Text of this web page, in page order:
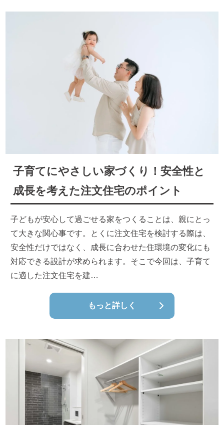
子育てにやさしい家づくり！安全性と
成長を考えた注文住宅のポイント
子どもが安心して過ごせる家をつくることは、親にとっ
て大きな関心事です。とくに注文住宅を検討する際は、
安全性だけではなく、成長に合わせた住環境の変化にも
対応できる設計が求められます。そこで今回は、子育て
に適した注文住宅を建…
もっと詳しく